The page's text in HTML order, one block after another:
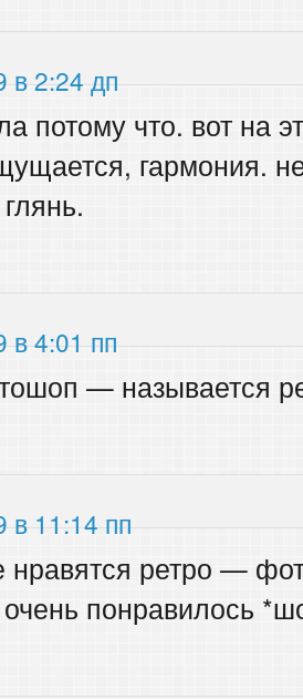
в 2:24 дп
потому что. вот на
гармония.
в 4:01 пп
— называется
в 11:14 пп
ретро —
понравилось